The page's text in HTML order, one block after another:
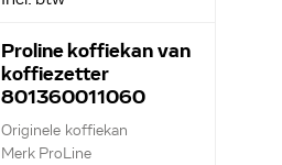
Proline koffiekan van
koffiezetter
801360011060
Originele koffiekan
Merk ProLine